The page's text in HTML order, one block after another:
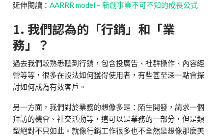
延伸閱讀：AARRR model – 新創事業不可不知的成長公式
1. 我們認為的「行銷」和「業
務」？
過去我們較熟悉聽到行銷，包含投廣告、社群操作、內容經
營等等，很多在設法如何獲得使用者，有些甚至深一點會探
討如何成為有效客戶。
另一方面，我們對於業務的想像多是：陌生開發，請求一個
拜訪的機會、社交活動等，這可以是業務的一部分，但是類
型絕對不只如此。就像行銷工作很多也不全然是想像那麼美